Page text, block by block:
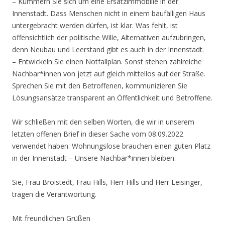
Innenstadt. Dass Menschen nicht in einem baufälligen Haus
untergebracht werden dürfen, ist klar. Was fehlt, ist
offensichtlich der politische Wille, Alternativen aufzubringen,
denn Neubau und Leerstand gibt es auch in der Innenstadt.
– Entwickeln Sie einen Notfallplan. Sonst stehen zahlreiche
Nachbar*innen von jetzt auf gleich mittellos auf der Straße.
Sprechen Sie mit den Betroffenen, kommunizieren Sie
Lösungsansätze transparent an Öffentlichkeit und Betroffene.
Wir schließen mit den selben Worten, die wir in unserem
letzten offenen Brief in dieser Sache vom 08.09.2022
verwendet haben: Wohnungslose brauchen einen guten Platz
in der Innenstadt – Unsere Nachbar*innen bleiben.
Sie, Frau Broistedt, Frau Hills, Herr Hills und Herr Leisinger,
tragen die Verantwortung.
Mit freundlichen Grüßen